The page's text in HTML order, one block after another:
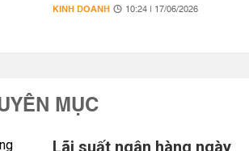
KINH DOANH 10:24 | 17/06/2026
MỤC
Lãi suất ngân hàng ngày